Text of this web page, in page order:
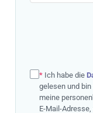
* Ich habe die
gelesen und
meine
E-Mail-